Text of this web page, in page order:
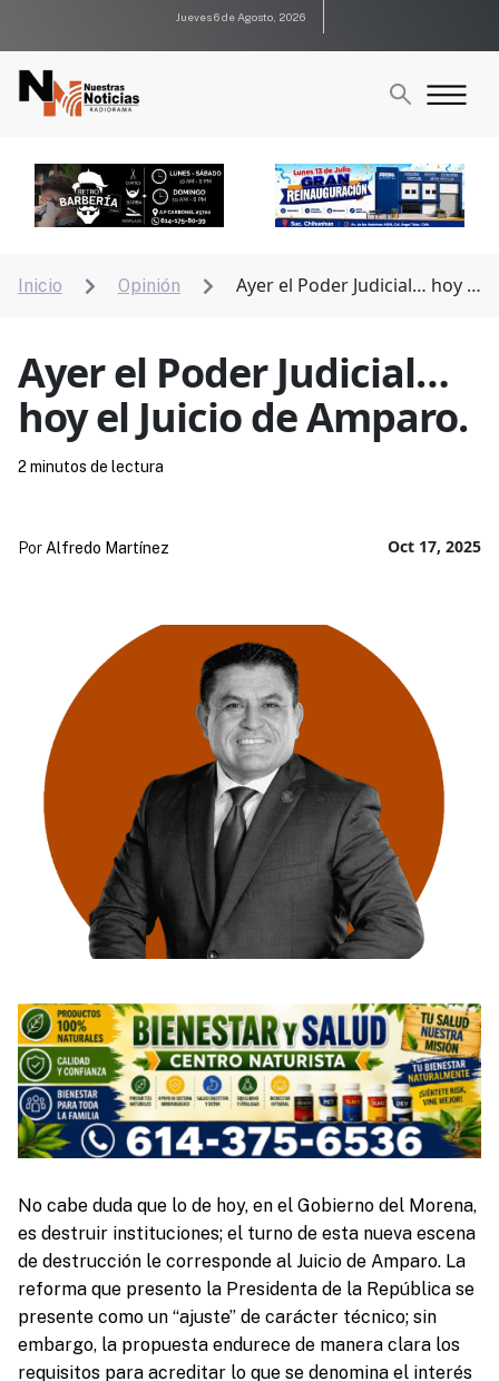
Jueves 6 de Agosto, 2026
Inicio  Opinión 
Ayer el Poder Judicial… hoy el
Ayer el Poder Judicial…
hoy el Juicio de Amparo.
Oct 17, 2025
Por Alfredo Martínez
2 minutos de lectura
No cabe duda que lo de hoy, en el Gobierno del Morena,
es destruir instituciones; el turno de esta nueva escena
de destrucción le corresponde al Juicio de Amparo. La
reforma que presento la Presidenta de la República se
presente como un “ajuste” de carácter técnico; sin
embargo, la propuesta endurece de manera clara los
requisitos para acreditar lo que se denomina el interés